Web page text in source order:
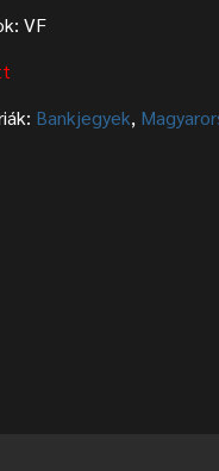
VF
Bankjegyek,